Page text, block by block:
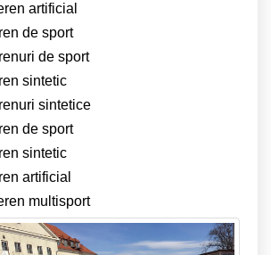
artificial
de sport
de sport
sintetic
sintetice
de sport
sintetic
artificial
multisport